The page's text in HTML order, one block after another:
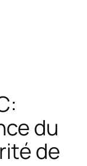
du
de